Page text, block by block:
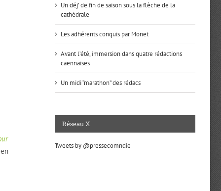
Un déj’ de fin de saison sous la flèche de la
cathédrale
Les adhérents conquis par Monet
Avant l’été, immersion dans quatre rédactions
caennaises
Un midi “marathon” des rédacs
Réseau X
Tweets by @pressecomndie